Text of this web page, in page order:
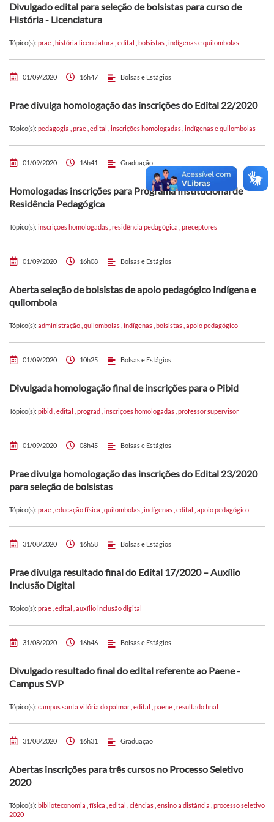
Divulgado edital para seleção de bolsistas para curso de
História - Licenciatura
Tópico(s): prae história licenciatura edital bolsistas indígenas e quilombolas
01/09/2020 16h47 Bolsas e Estágios
Prae divulga homologação das inscrições do Edital 22/2020
Tópico(s): pedagogia prae edital inscrições homologadas indígenas e quilombolas
01/09/2020 16h41 Graduação
Homologadas inscrições para Programa Institucional de
Residência Pedagógica
Tópico(s): inscrições homologadas residência pedagógica preceptores
01/09/2020 16h08 Bolsas e Estágios
Aberta seleção de bolsistas de apoio pedagógico indígena e
quilombola
Tópico(s): administração quilombolas indígenas bolsistas apoio pedagógico
01/09/2020 10h25 Bolsas e Estágios
Divulgada homologação final de inscrições para o Pibid
Tópico(s): pibid edital prograd inscrições homologadas professor supervisor
01/09/2020 08h45 Bolsas e Estágios
Prae divulga homologação das inscrições do Edital 23/2020
para seleção de bolsistas
Tópico(s): prae educação física quilombolas indígenas edital apoio pedagógico
31/08/2020 16h58 Bolsas e Estágios
Prae divulga resultado final do Edital 17/2020 – Auxílio
Inclusão Digital
Tópico(s): prae edital auxílio inclusão digital
31/08/2020 16h46 Bolsas e Estágios
Divulgado resultado final do edital referente ao Paene -
Campus SVP
Tópico(s): campus santa vitória do palmar edital paene resultado final
31/08/2020 16h31 Graduação
Abertas inscrições para três cursos no Processo Seletivo
2020
Tópico(s): biblioteconomia física edital ciências ensino a distância processo seletivo
2020